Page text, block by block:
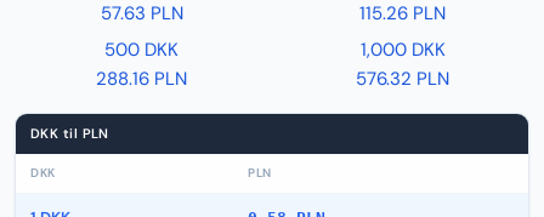
57.63 PLN
115.26 PLN
500 DKK
288.16 PLN
1,000 DKK
576.32 PLN
DKK til PLN
DKK PLN